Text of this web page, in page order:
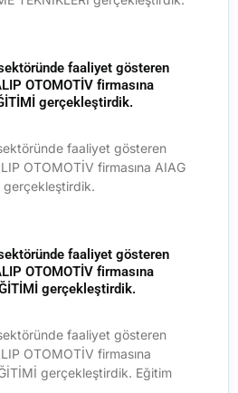
faaliyet gösteren
OTOMOTİV firmasına
gerçekleştirdik.
faaliyet gösteren
OTOMOTİV firmasına AIAG
gerçekleştirdik.
faaliyet gösteren
OTOMOTİV firmasına
gerçekleştirdik.
faaliyet gösteren
OTOMOTİV firmasına
gerçekleştirdik. Eğitim